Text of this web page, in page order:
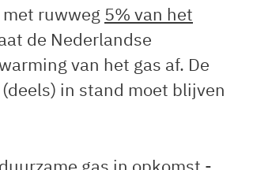
ruwweg 5% van het
de Nederlandse
van het gas af. De
in stand moet blijven